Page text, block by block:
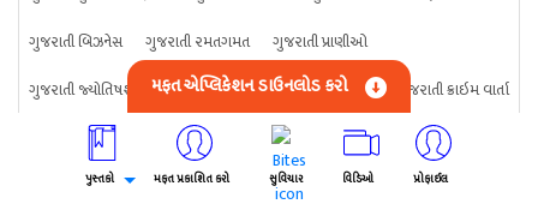
ગુજરાતી બિઝનેસ
ગુજરાતી રમતગમત
ગુજરાતી પ્રાણીઓ
ગુજરાતી જ્યોતિષશાસ્ત્ર
ગુજરાતી વિજ્ઞાન ગુજરાતી કંઈપણ ગુજરાતી ક્રાઇમ વાર્તા
મફત એપ્લિકેશન ડાઉનલોડ કરો
પુસ્તકો મફત પ્રકાશિત કરો સુવિચાર વિડિઓ પ્રોફાઈલ